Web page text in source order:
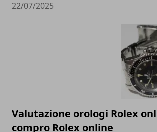
22/07/2025
Valutazione orologi Rolex
compro Rolex online